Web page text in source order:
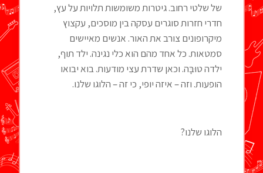
של שלטי רחוב. גיטרות משומשות תלויות על עץ,
חדרי חזרות סוגרים עסקה בין מוסכים, עקצוץ
מיקרופונים צורב את האור. אנשים מאיישים
סמטאות. כל אחד מהם הוא כלי נגינה. ילד תוף,
ילדה טוּבָּה. וכאן שדרת עצי מודעות. בוא יבואו
הופעות. וזה – איזה יופי, כי זה – הלוגו שלנו.
הלוגו שלנו?